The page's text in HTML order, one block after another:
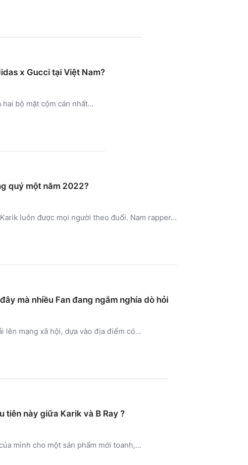
x Gucci tại Việt Nam?
bộ mặt cộm cán nhất...
quý một năm 2022?
luôn được mọi người theo đuổi. Nam rapper...
mà nhiều Fan đang ngắm nghía dò hỏi
lên mạng xã hội, dựa vào địa điểm có...
tiên này giữa Karik và B Ray ?
mình cho một sản phẩm mới toanh,...